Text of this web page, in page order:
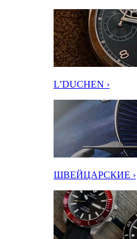
L’DUCHEN ›
ШВЕЙЦАРСКИЕ ›